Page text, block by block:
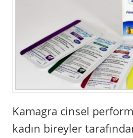
Kamagra cinsel
kadın bireyler